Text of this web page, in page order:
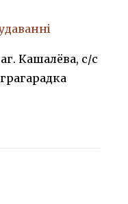
Кашалёва, с/с